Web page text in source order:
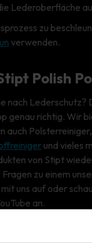
Lederoberfläche
zu
verwenden.
Polish
nach Lederschutz?
genau richtig. Wir
auch
und vieles
von Stipt
zu einem
uns auf oder
an.